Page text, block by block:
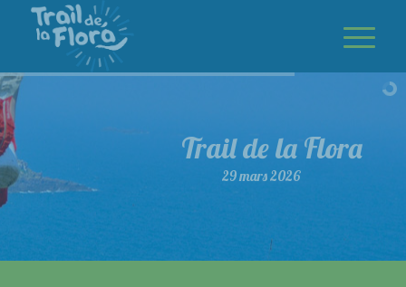
Trail de la Flora
29 mars 2026